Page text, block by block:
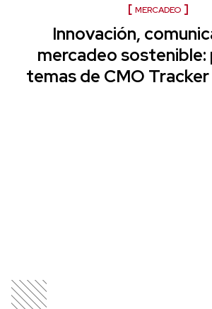
MERCADEO
Innovación,
mercadeo sostenible:
temas de CMO